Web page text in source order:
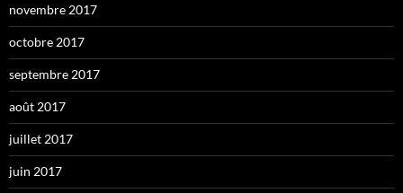
novembre 2017
octobre 2017
septembre 2017
août 2017
juillet 2017
juin 2017